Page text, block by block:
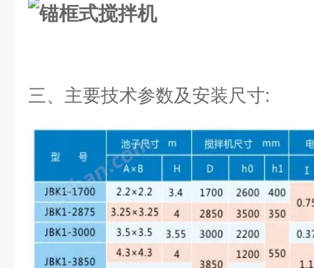
三、 主要技术参数及安装尺寸: